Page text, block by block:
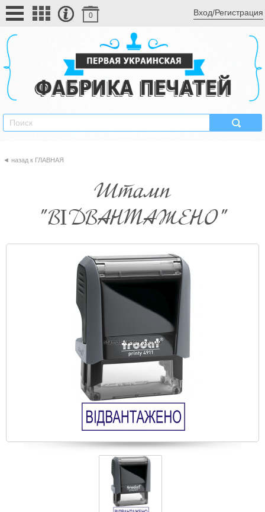
0 Вход/Регистрация
ГЛАВНАЯ
Штамп
"ВІДВАНТАЖЕНО"